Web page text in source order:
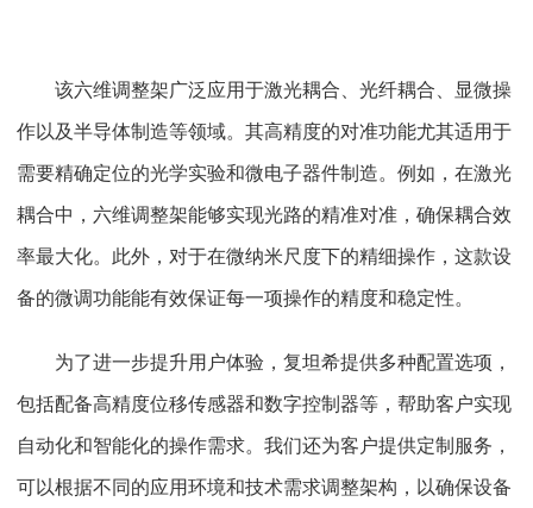
该六维调整架广泛应用于激光耦合、光纤耦合、显微操
作以及半导体制造等领域。其高精度的对准功能尤其适用于
需要精确定位的光学实验和微电子器件制造。例如，在激光
耦合中，六维调整架能够实现光路的精准对准，确保耦合效
率最大化。此外，对于在微纳米尺度下的精细操作，这款设
备的微调功能能有效保证每一项操作的精度和稳定性。
为了进一步提升用户体验，复坦希提供多种配置选项，
包括配备高精度位移传感器和数字控制器等，帮助客户实现
自动化和智能化的操作需求。我们还为客户提供定制服务，
可以根据不同的应用环境和技术需求调整架构，以确保设备